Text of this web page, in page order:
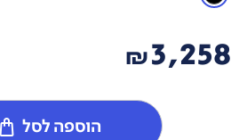
3,258
₪
הוספה לסל